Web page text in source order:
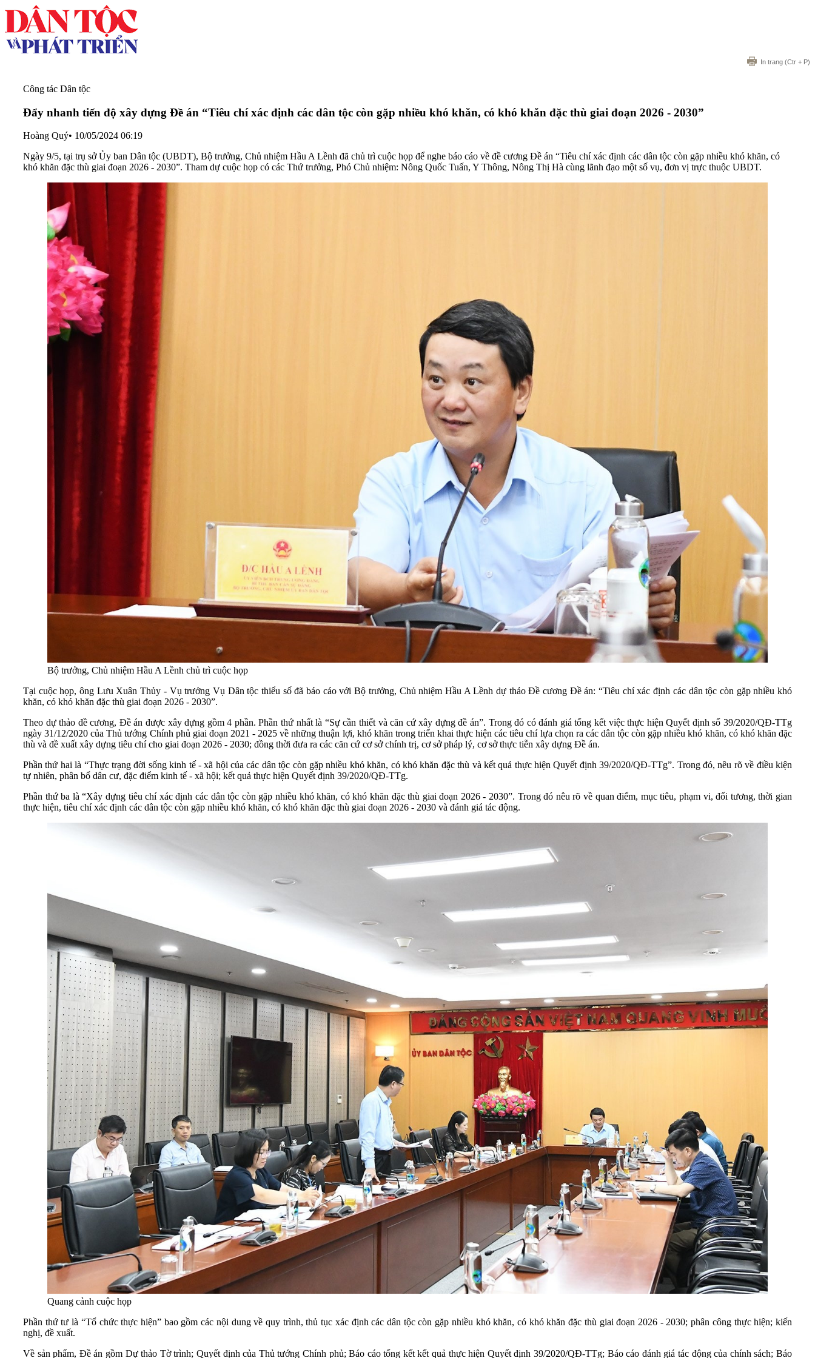
In trang (Ctr + P)
Công tác Dân tộc
Đẩy nhanh tiến độ xây dựng Đề án “Tiêu chí xác định các dân tộc còn gặp nhiều khó khăn, có khó khăn đặc thù giai đoạn 2026 - 2030”
Hoàng Quý• 10/05/2024 06:19
Ngày 9/5, tại trụ sở Ủy ban Dân tộc (UBDT), Bộ trưởng, Chủ nhiệm Hầu A Lềnh đã chủ trì cuộc họp để nghe báo cáo về đề cương Đề án “Tiêu chí xác định các dân tộc còn gặp nhiều khó khăn, có
khó khăn đặc thù giai đoạn 2026 - 2030”. Tham dự cuộc họp có các Thứ trưởng, Phó Chủ nhiệm: Nông Quốc Tuấn, Y Thông, Nông Thị Hà cùng lãnh đạo một số vụ, đơn vị trực thuộc UBDT.
Bộ trưởng, Chủ nhiệm Hầu A Lềnh chủ trì cuộc họp
Tại cuộc họp, ông Lưu Xuân Thủy - Vụ trưởng Vụ Dân tộc thiểu số đã báo cáo với Bộ trưởng, Chủ nhiệm Hầu A Lềnh dự thảo Đề cương Đề án: “Tiêu chí xác định các dân tộc còn gặp nhiều khó
khăn, có khó khăn đặc thù giai đoạn 2026 - 2030”.
Theo dự thảo đề cương, Đề án được xây dựng gồm 4 phần. Phần thứ nhất là “Sự cần thiết và căn cứ xây dựng đề án”. Trong đó có đánh giá tổng kết việc thực hiện Quyết định số 39/2020/QĐ-TTg
ngày 31/12/2020 của Thủ tướng Chính phủ giai đoạn 2021 - 2025 về những thuận lợi, khó khăn trong triển khai thực hiện các tiêu chí lựa chọn ra các dân tộc còn gặp nhiều khó khăn, có khó khăn đặc
thù và đề xuất xây dựng tiêu chí cho giai đoạn 2026 - 2030; đồng thời đưa ra các căn cứ cơ sở chính trị, cơ sở pháp lý, cơ sở thực tiễn xây dựng Đề án.
Phần thứ hai là “Thực trạng đời sống kinh tế - xã hội của các dân tộc còn gặp nhiều khó khăn, có khó khăn đặc thù và kết quả thực hiện Quyết định 39/2020/QĐ-TTg”. Trong đó, nêu rõ về điều kiện
tự nhiên, phân bổ dân cư, đặc điểm kinh tế - xã hội; kết quả thực hiện Quyết định 39/2020/QĐ-TTg.
Phần thứ ba là “Xây dựng tiêu chí xác định các dân tộc còn gặp nhiều khó khăn, có khó khăn đặc thù giai đoạn 2026 - 2030”. Trong đó nêu rõ về quan điểm, mục tiêu, phạm vi, đối tương, thời gian
thực hiện, tiêu chí xác định các dân tộc còn gặp nhiều khó khăn, có khó khăn đặc thù giai đoạn 2026 - 2030 và đánh giá tác động.
Quang cảnh cuộc họp
Phần thứ tư là “Tổ chức thực hiện” bao gồm các nội dung về quy trình, thủ tục xác định các dân tộc còn gặp nhiều khó khăn, có khó khăn đặc thù giai đoạn 2026 - 2030; phân công thực hiện; kiến
nghị, đề xuất.
Về sản phẩm, Đề án gồm Dự thảo Tờ trình; Quyết định của Thủ tướng Chính phủ; Báo cáo tổng kết kết quả thực hiện Quyết định 39/2020/QĐ-TTg; Báo cáo đánh giá tác động của chính sách; Báo